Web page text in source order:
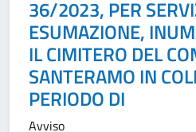
36/2023, PER
ESUMAZIONE,
IL CIMITERO DEL
SANTERAMO IN
PERIODO DI
Avviso